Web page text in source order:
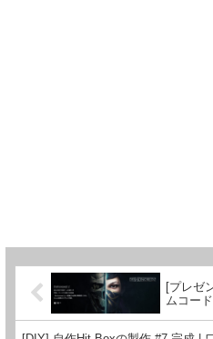
[プレゼ
ムコード